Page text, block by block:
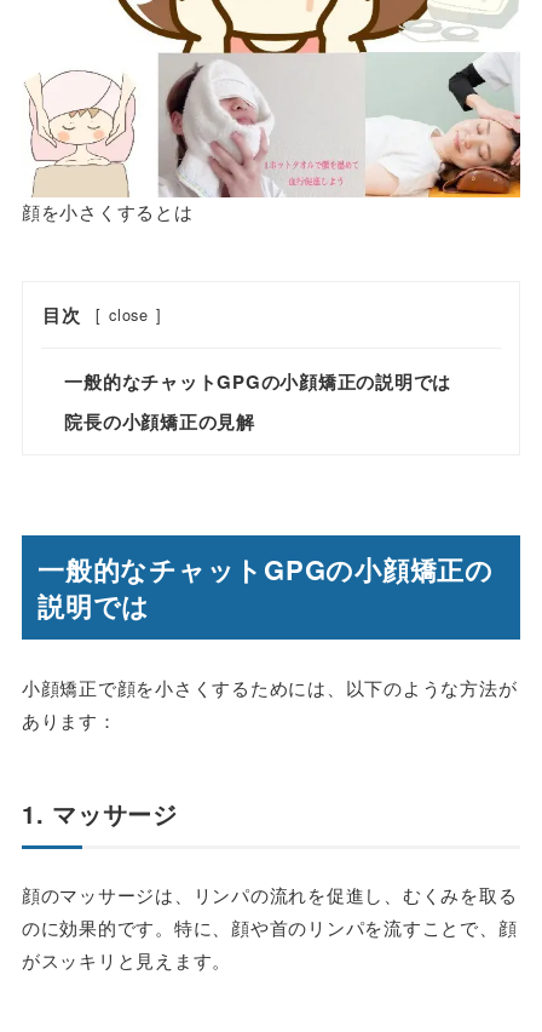
顔を小さくするとは
目次 [ close ]
一般的なチャットGPGの小顔矯正の説明では
院長の小顔矯正の見解
一般的なチャットGPGの小顔矯正の
説明では
小顔矯正で顔を小さくするためには、以下のような方法が
あります：
1. マッサージ
顔のマッサージは、リンパの流れを促進し、むくみを取る
のに効果的です。特に、顔や首のリンパを流すことで、顔
がスッキリと見えます。